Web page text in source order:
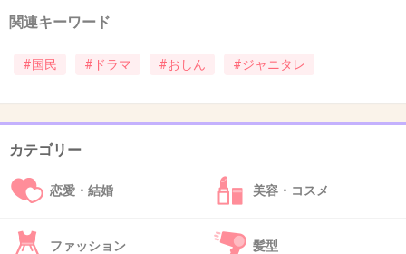
橋田壽賀子嫌い
+22
映画を見られるとおもうと、恥ずかしいわ
関連キーワード
#国民 #ドラマ #おしん #ジャニタレ
カテゴリー
恋愛・結婚 美容・コスメ
ファッション 髪型